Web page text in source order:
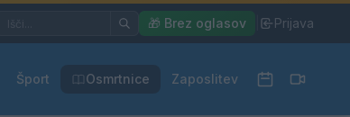
🎁 Brez oglasov Prijava
Šport Osmrtnice Zaposlitev